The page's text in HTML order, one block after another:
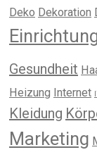
Deko Dekoration
Gesundheit
Heizung Internet
Kleidung
Marketing